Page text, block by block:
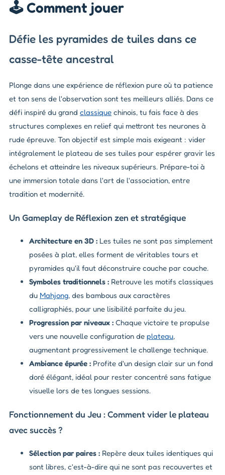
🕹️ Comment jouer
Défie les pyramides de tuiles dans ce
casse-tête ancestral
Plonge dans une expérience de réflexion pure où ta patience
et ton sens de l'observation sont tes meilleurs alliés. Dans ce
défi inspiré du grand classique chinois, tu fais face à des
structures complexes en relief qui mettront tes neurones à
rude épreuve. Ton objectif est simple mais exigeant : vider
intégralement le plateau de ses tuiles pour espérer gravir les
échelons et atteindre les niveaux supérieurs. Prépare-toi à
une immersion totale dans l'art de l'association, entre
tradition et modernité.
Un Gameplay de Réflexion zen et stratégique
Architecture en 3D : Les tuiles ne sont pas simplement
posées à plat, elles forment de véritables tours et
pyramides qu'il faut déconstruire couche par couche.
Symboles traditionnels : Retrouve les motifs classiques
du Mahjong, des bambous aux caractères
calligraphiés, pour une lisibilité parfaite du jeu.
Progression par niveaux : Chaque victoire te propulse
vers une nouvelle configuration de plateau,
augmentant progressivement le challenge technique.
Ambiance épurée : Profite d'un design clair sur un fond
doré élégant, idéal pour rester concentré sans fatigue
visuelle lors de tes longues sessions.
Fonctionnement du Jeu : Comment vider le plateau
avec succès ?
Sélection par paires : Repère deux tuiles identiques qui
sont libres, c'est-à-dire qui ne sont pas recouvertes et